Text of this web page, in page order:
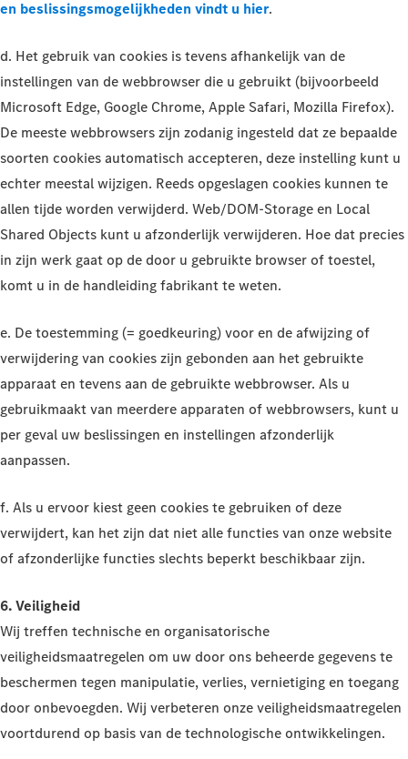
en beslissingsmogelijkheden vindt u hier.
d. Het gebruik van cookies is tevens afhankelijk van de
instellingen van de webbrowser die u gebruikt (bijvoorbeeld
Microsoft Edge, Google Chrome, Apple Safari, Mozilla Firefox).
De meeste webbrowsers zijn zodanig ingesteld dat ze bepaalde
soorten cookies automatisch accepteren, deze instelling kunt u
echter meestal wijzigen. Reeds opgeslagen cookies kunnen te
allen tijde worden verwijderd. Web/DOM-Storage en Local
Shared Objects kunt u afzonderlijk verwijderen. Hoe dat precies
in zijn werk gaat op de door u gebruikte browser of toestel,
komt u in de handleiding fabrikant te weten.
e. De toestemming (= goedkeuring) voor en de afwijzing of
verwijdering van cookies zijn gebonden aan het gebruikte
apparaat en tevens aan de gebruikte webbrowser. Als u
gebruikmaakt van meerdere apparaten of webbrowsers, kunt u
per geval uw beslissingen en instellingen afzonderlijk
aanpassen.
f. Als u ervoor kiest geen cookies te gebruiken of deze
verwijdert, kan het zijn dat niet alle functies van onze website
of afzonderlijke functies slechts beperkt beschikbaar zijn.
6. Veiligheid
Wij treffen technische en organisatorische
veiligheidsmaatregelen om uw door ons beheerde gegevens te
beschermen tegen manipulatie, verlies, vernietiging en toegang
door onbevoegden. Wij verbeteren onze veiligheidsmaatregelen
voortdurend op basis van de technologische ontwikkelingen.